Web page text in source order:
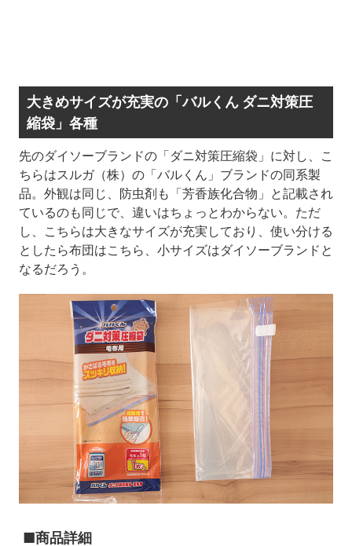
大きめサイズが充実の「バルくん ダニ対策圧
縮袋」各種
先のダイソーブランドの「ダニ対策圧縮袋」に対し、こ
ちらはスルガ（株）の「バルくん」ブランドの同系製
品。外観は同じ、防虫剤も「芳香族化合物」と記載され
ているのも同じで、違いはちょっとわからない。ただ
し、こちらは大きなサイズが充実しており、使い分ける
としたら布団はこちら、小サイズはダイソーブランドと
なるだろう。
■商品詳細